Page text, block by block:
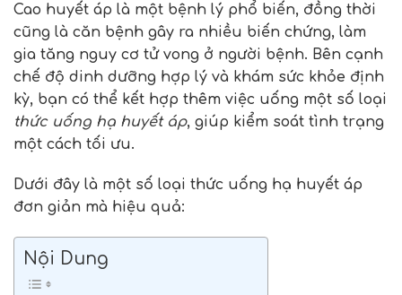
Cao huyết áp là một bệnh lý phổ biến, đồng thời
cũng là căn bệnh gây ra nhiều biến chứng, làm
gia tăng nguy cơ tử vong ở người bệnh. Bên cạnh
chế độ dinh dưỡng hợp lý và khám sức khỏe định
kỳ, bạn có thể kết hợp thêm việc uống một số loại
thức uống hạ huyết áp, giúp kiểm soát tình trạng
một cách tối ưu.
Dưới đây là một số loại thức uống hạ huyết áp
đơn giản mà hiệu quả:
Nội Dung